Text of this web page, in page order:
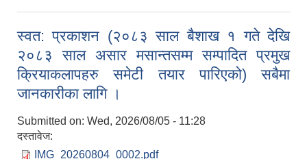
स्वत: प्रकाशन (२०८३ साल बैशाख १ गते देखि
२०८३ साल असार मसान्तसम्म सम्पादित प्रमुख
क्रियाकलापहरु समेटी तयार पारिएको) सबैमा
जानकारीका लागि ।
Submitted on: Wed, 2026/08/05 - 11:28
दस्तावेज:
IMG_20260804_0002.pdf